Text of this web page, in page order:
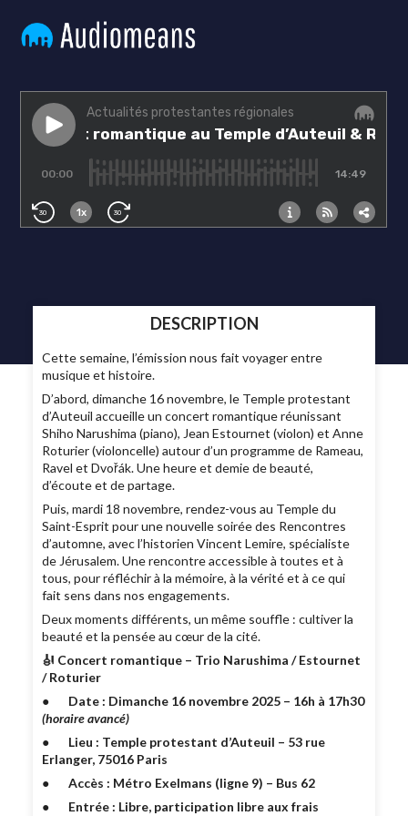
DESCRIPTION
Cette semaine, l’émission nous fait voyager entre
musique et histoire.
D’abord, dimanche 16 novembre, le Temple protestant
d’Auteuil accueille un concert romantique réunissant
Shiho Narushima (piano), Jean Estournet (violon) et Anne
Roturier (violoncelle) autour d’un programme de Rameau,
Ravel et Dvořák. Une heure et demie de beauté,
d’écoute et de partage.
Puis, mardi 18 novembre, rendez-vous au Temple du
Saint-Esprit pour une nouvelle soirée des Rencontres
d’automne, avec l’historien Vincent Lemire, spécialiste
de Jérusalem. Une rencontre accessible à toutes et à
tous, pour réfléchir à la mémoire, à la vérité et à ce qui
fait sens dans nos engagements.
Deux moments différents, un même souffle : cultiver la
beauté et la pensée au cœur de la cité.
🎻 Concert romantique – Trio Narushima / Estournet
/ Roturier
● Date : Dimanche 16 novembre 2025 – 16h à 17h30
(horaire avancé)
● Lieu : Temple protestant d’Auteuil – 53 rue
Erlanger, 75016 Paris
●Accès : Métro Exelmans (ligne 9) – Bus 62
● Entrée : Libre, participation libre aux frais